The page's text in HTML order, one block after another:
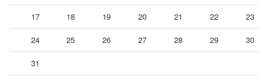
17 18 19 20 21 22 23
24 25 26 27 28 29 30
31